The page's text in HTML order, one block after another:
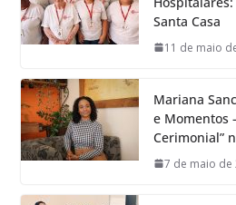
Santa Casa
11 de maio
Mariana
e Momentos
Cerimonial”
7 de maio de